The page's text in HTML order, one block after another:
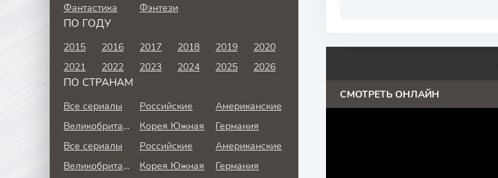
СМОТРЕТЬ ОНЛАЙН
Фантастика
Фэнтези
ПО ГОДУ
2015 2016 2017 2018 2019
2020
2021
2022 2023 2024 2025 2026
ПО СТРАНАМ
Все сериалы Российские
Американские
Великобритания
Корея Южная
Германия
Все сериалы
Российские
Американские
Великобритания
Корея Южная Германия